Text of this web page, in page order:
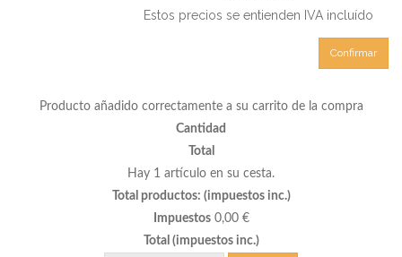
Estos precios se entienden IVA incluído
Confirmar
Producto añadido correctamente a su carrito de la compra
Cantidad
Total
Hay 1 artículo en su cesta.
Total productos: (impuestos inc.)
Impuestos 0,00 €
Total (impuestos inc.)